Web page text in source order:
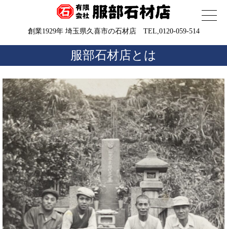
創業1929年 埼玉県久喜市の石材店 TEL,0120-059-514
服部石材店とは